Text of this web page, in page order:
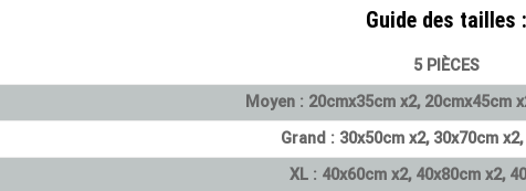
Guide des tailles :
5 PIÈCES
Moyen : 20cmx35cm x2, 20cmx45cm
Grand : 30x50cm x2, 30x70cm
XL : 40x60cm x2, 40x80cm x2,